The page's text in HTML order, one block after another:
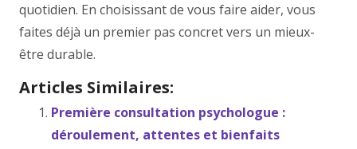
quotidien. En choisissant de vous faire aider, vous
faites déjà un premier pas concret vers un mieux-
être durable.
Articles Similaires:
Première consultation psychologue :
déroulement, attentes et bienfaits